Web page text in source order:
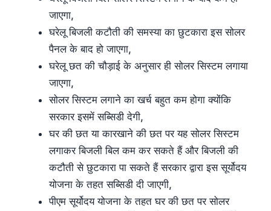
जाएगा,
घरेलू बिजली कटौती की समस्या का छुटकारा इस सोलर
पैनल के बाद हो जाएगा,
घरेलू छत की चौड़ाई के अनुसार ही सोलर सिस्टम लगाया
जाएगा,
सोलर सिस्टम लगाने का खर्च बहुत कम होगा क्योंकि
सरकार इसमें सब्सिडी देगी,
घर की छत या कारखाने की छत पर यह सोलर सिस्टम
लगाकर बिजली बिल कम कर सकते हैं और बिजली की
कटौती से छुटकारा पा सकते हैं सरकार द्वारा इस सूर्योदय
योजना के तहत सब्सिडी दी जाएगी,
पीएम सूर्योदय योजना के तहत घर की छत पर सोलर